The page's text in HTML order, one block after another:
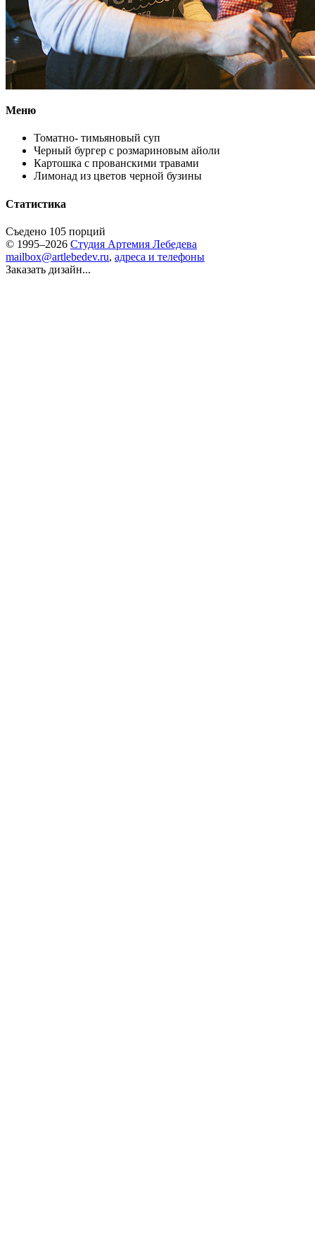
Меню
Томатно- тимьяновый суп
Черный бургер с розмариновым айоли
Картошка с прованскими травами
Лимонад из цветов черной бузины
Статистика
Съедено 105 порций
© 1995–2026 Студия Артемия Лебедева
mailbox@artlebedev.ru, адреса и телефоны
Заказать дизайн...